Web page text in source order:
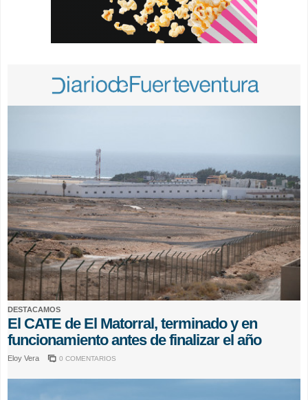
DESTACAMOS
El CATE de El Matorral, terminado y en
funcionamiento antes de finalizar el año
Eloy Vera 0 COMENTARIOS